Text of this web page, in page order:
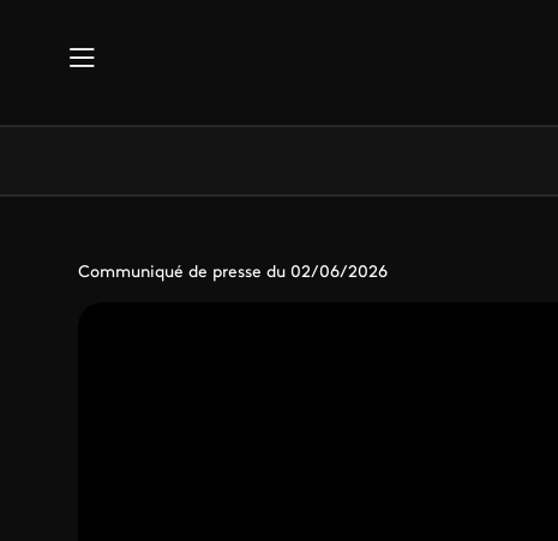
Communiqué de presse du 02/06/2026